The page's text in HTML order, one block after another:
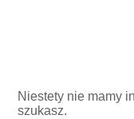
Niestety nie mamy
szukasz.